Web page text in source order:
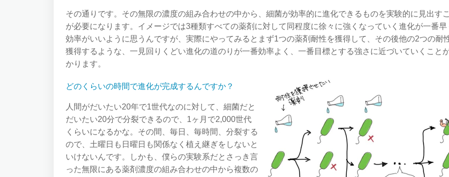
その通りです。その無限の濃度の組み合わせの中から、細菌が効率的に進化できるものを実験的に見出す
が必要になります。イメージでは3種類すべての薬剤に対して同程度に徐々に強くなっていく進化が一番早
効率がいいように思うんですが、実際にやってみるとまず1つの薬剤耐性を獲得して、その後他の2つの耐
獲得するような、一見回りくどい進化の道のりが一番効率よく、一番目標とする強さに近づいていくこと
かります。
どのくらいの時間で進化が完成するんですか？
人間がだいたい20年で1世代なのに対して、細菌だと
だいたい20分で分裂できるので、1ヶ月で2,000世代
くらいになるかな。その間、毎日、毎時間、分裂する
ので、土曜日も日曜日も関係なく植え継ぎをしないと
いけないんです。しかも、僕らの実験系だとさっき言
った無限にある薬剤濃度の組み合わせの中から複数の